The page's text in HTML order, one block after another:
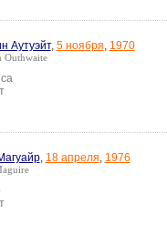
Аутуэйт, 5 ноября, 1970
Outhwaite
, 18 апреля, 1976